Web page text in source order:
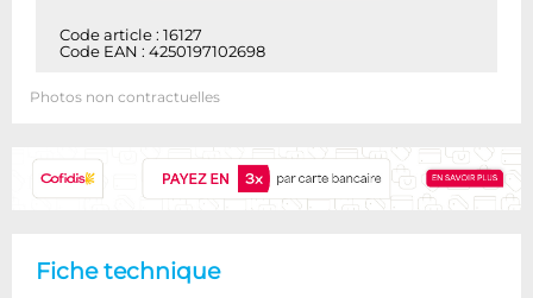
Code article : 16127
Code EAN : 4250197102698
Photos non contractuelles
Fiche technique